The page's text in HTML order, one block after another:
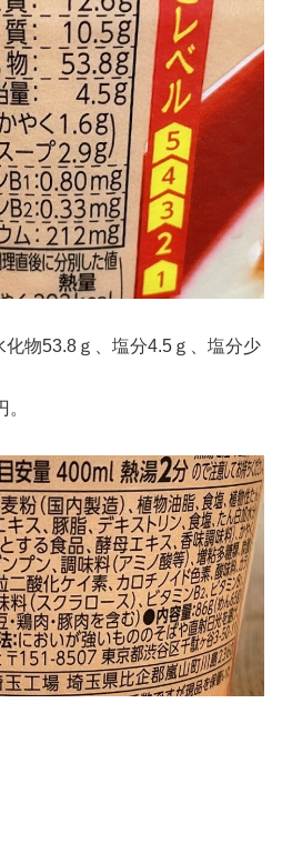
物53.8ｇ、塩分4.5ｇ、塩分少